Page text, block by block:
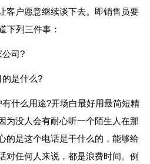
客户愿意继续谈下去。即销售员要
下列三件事：
公司?
的是什么?
什么用途?开场白最好用最简短精
为没人会有耐心听一个陌生人在那
的是这个电话是干什么的，能够给
对任何人来说，都是浪费时间。例